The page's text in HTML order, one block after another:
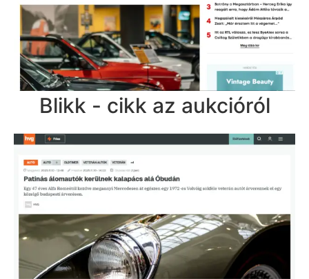
Blikk - cikk az aukcióról